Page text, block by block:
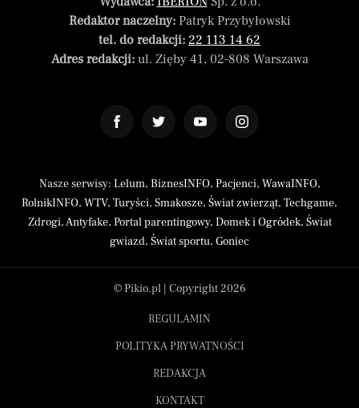
Redaktor naczelny:Patryk Przybyłowski
tel. do redakcji: 22 113 14 62
Adres redakcji:ul. Zięby 41, 02-808 Warszawa
Nasze serwisy: Lelum, BiznesINFO, Pacjenci, WawaINFO,
RolnikINFO, WTV, Turyści, Smakosze, Świat zwierząt, Techgame,
Zdrogi,Antyfake, Portal parentingowy, Domek i Ogródek, Świat
gwiazd, Świat sportu, Goniec
© Pikio.pl | Copyright 2026
REGULAMIN
POLITYKA PRYWATNOŚCI
REDAKCJA
KONTAKT